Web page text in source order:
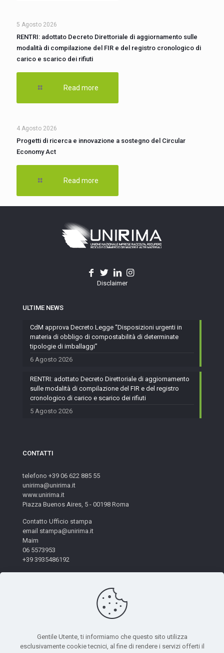
5 Agosto 2026
RENTRI: adottato Decreto Direttoriale di aggiornamento sulle
modalità di compilazione del FIR e del registro cronologico di
carico e scarico dei rifiuti
Read more
4 Agosto 2026
Progetti di ricerca e innovazione a sostegno del Circular
Economy Act
Read more
Disclaimer
ULTIME NEWS
CdM approva Decreto Legge “Disposizioni urgenti in
materia di obbligo di compostabilità di determinate
tipologie di imballaggi”
6 Agosto 2026
RENTRI: adottato Decreto Direttoriale di aggiornamento
sulle modalità di compilazione del FIR e del registro
cronologico di carico e scarico dei rifiuti
5 Agosto 2026
CONTATTI
telefono +39 06 622 885 55
unirima@unirima.it
www.unirima.it
Piazza Buenos Aires, 5 - 00198 Roma
Contatto Ufficio stampa
email stampa@unirima.it
Maim
06 5573953
+39 3935486192
Gentile Utente, ti informiamo che questo sito utilizza
esclusivamente cookie tecnici, al fine di rendere i servizi offerti il